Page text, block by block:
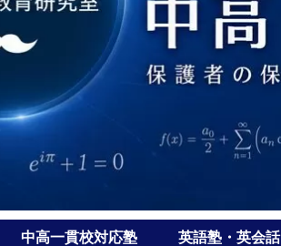
中高一貫校対応塾 英語塾・英会話